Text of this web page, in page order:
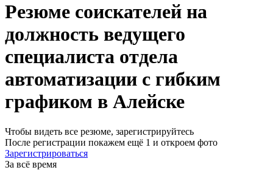
Резюме соискателей на
должность ведущего
специалиста отдела
автоматизации с гибким
графиком в Алейске
Чтобы видеть все резюме, зарегистрируйтесь
После регистрации покажем ещё 1 и откроем фото
Зарегистрироваться
За всё время